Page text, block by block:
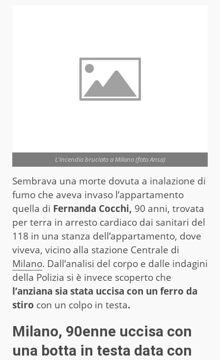
L'incendio bruciato a Milano (foto Ansa)
Sembrava una morte dovuta a inalazione di
fumo che aveva invaso l’appartamento
quella di Fernanda Cocchi, 90 anni, trovata
per terra in arresto cardiaco dai sanitari del
118 in una stanza dell’appartamento, dove
viveva, vicino alla stazione Centrale di
Milano. Dall’analisi del corpo e dalle indagini
della Polizia si è invece scoperto che
l’anziana sia stata uccisa con un ferro da
stiro con un colpo in testa.
Milano, 90enne uccisa con
una botta in testa data con